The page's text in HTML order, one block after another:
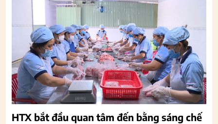
HTX bắt đầu quan tâm đến bằng sáng chế